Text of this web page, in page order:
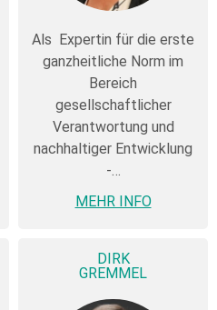
Als Expertin für die erste
ganzheitliche Norm im
Bereich
gesellschaftlicher
Verantwortung und
nachhaltiger Entwicklung
-…
MEHR INFO
DIRK
GREMMEL